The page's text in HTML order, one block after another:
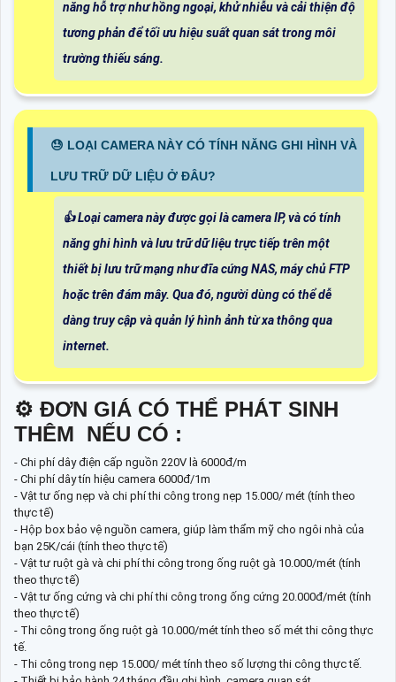
năng hỗ trợ như hồng ngoại, khử nhiễu và cải thiện độ
tương phản để tối ưu hiệu suất quan sát trong môi
trường thiếu sáng.
😓 LOẠI CAMERA NÀY CÓ TÍNH NĂNG GHI HÌNH VÀ
LƯU TRỮ DỮ LIỆU Ở ĐÂU?
👍 Loại camera này được gọi là camera IP, và có tính
năng ghi hình và lưu trữ dữ liệu trực tiếp trên một
thiết bị lưu trữ mạng như đĩa cứng NAS, máy chủ FTP
hoặc trên đám mây. Qua đó, người dùng có thể dễ
dàng truy cập và quản lý hình ảnh từ xa thông qua
internet.
⚙ ĐƠN GIÁ CÓ THỂ PHÁT SINH
THÊM NẾU CÓ :
- Chi phí dây điện cấp nguồn 220V là 6000đ/m
- Chi phí dây tín hiệu camera 6000đ/1m
- Vật tư ống nẹp và chi phí thi công trong nẹp 15.000/ mét (tính theo
thực tế)
- Hộp box bảo vệ nguồn camera, giúp làm thẩm mỹ cho ngôi nhà của
bạn 25K/cái (tính theo thực tế)
- Vật tư ruột gà và chi phí thi công trong ống ruột gà 10.000/mét (tính
theo thực tế)
- Vật tư ống cứng và chi phí thi công trong ống cứng 20.000đ/mét (tính
theo thực tế)
- Thi công trong ống ruột gà 10.000/mét tính theo số mét thi công thực
tế.
- Thi công trong nẹp 15.000/ mét tính theo số lượng thi công thực tế.